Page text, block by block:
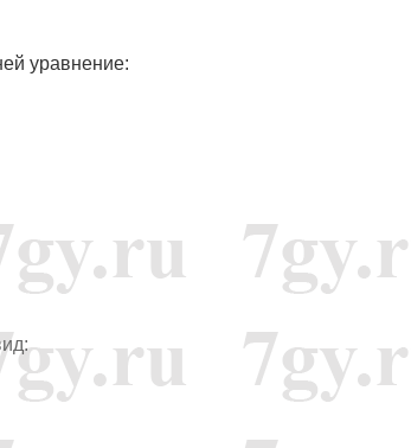
уравнение: